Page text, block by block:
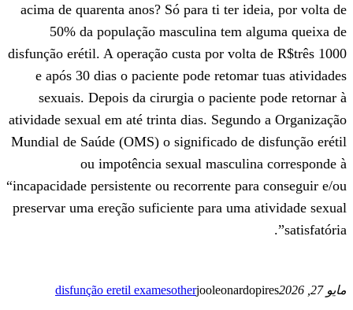
acima de quarenta anos? Só para ti ter
50% da população masculina tem
disfunção erétil. A operação custa por
e após 30 dias o paciente pode
sexuais. Depois da cirurgia o
atividade sexual em até trinta dias.
Mundial de Saúde (OMS) o significado
ou impotência sexual
“incapacidade persistente ou recorrente
preservar uma ereção suficiente para
other
disfunção eretil exames